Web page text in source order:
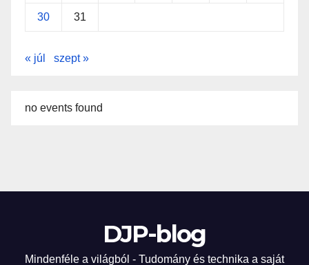
30 31
« júl szept »
no events found
DJP-blog
Mindenféle a világból - Tudomány és technika a saját